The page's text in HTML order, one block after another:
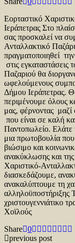
Εορταστικό
Ιεράπετρας Στο
σας προσκαλεί να
Ανταλλακτικό
πραγματοποιηθεί
στις
Παζαριού θα
ωφελούμενους
Δήμου Ιεράπετρας.
περιμένουμε όλους
μας, φέρνοντας μαζί
που είναι σε καλή
Παντοπωλείο. Ελάτε
μια πρωτοβουλία
βιώσιμο και
ανακύκλωσης και
Χαριστικό-
διασκεδάζουμε,
ανακαλύπτουμε τη
αλληλοϋποστήριξης
χριστουγεννιάτικο
Χοϊλούς
Share 0
previous post